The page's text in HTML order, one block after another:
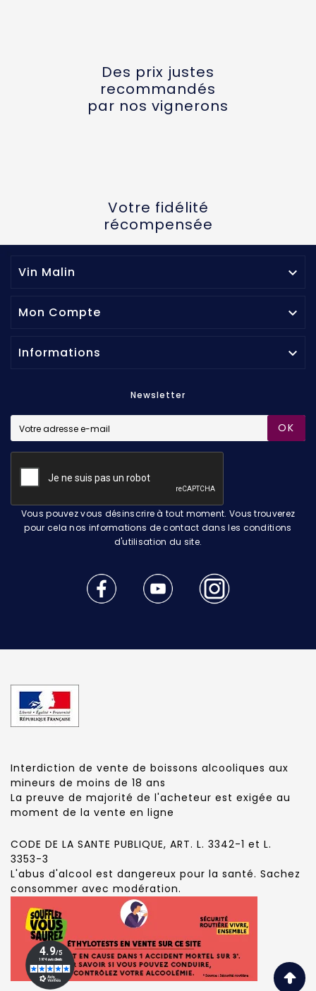
Des prix justes
recommandés
par nos vignerons
Votre fidélité
récompensée
Vin Malin 
Mon Compte 
Informations 
Newsletter
OK
Vous pouvez vous désinscrire à tout moment. Vous trouverez
pour cela nos informations de contact dans les conditions
d'utilisation du site.
Interdiction de vente de boissons alcooliques aux
mineurs de moins de 18 ans
La preuve de majorité de l'acheteur est exigée au
moment de la vente en ligne
CODE DE LA SANTE PUBLIQUE, ART. L. 3342-1 et L.
3353-3
L'abus d'alcool est dangereux pour la santé. Sachez
consommer avec modération.